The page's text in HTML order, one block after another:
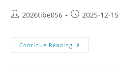
2026tibe056 2025-12-15
Continue Reading